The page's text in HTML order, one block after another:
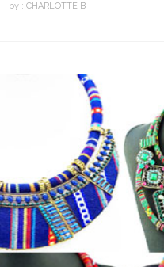
by : CHARLOTTE B